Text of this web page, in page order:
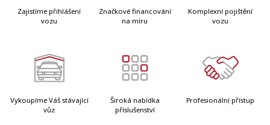
Zajistíme přihlášení
vozu
Značkové financování
na míru
Komplexní pojištění
vozu
Vykoupíme Váš stávající
vůz
Široká nabídka
příslušenství
Profesionální přístup